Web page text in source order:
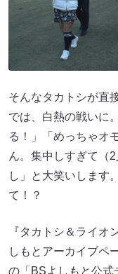
そんなタカトシが直
では、白熱の戦いに
る！」「めっちゃオ
ん。集中しすぎて（
し」と大笑いします
て！？
『タカトシ＆ライオ
しもとアーカイブペ
の「BSよしもと公式